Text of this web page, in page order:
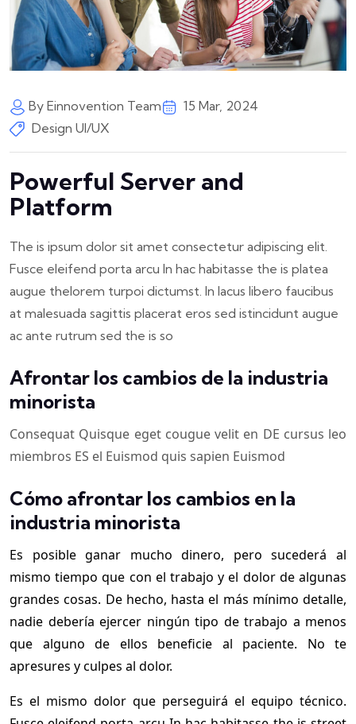
By Einnovention Team
15 Mar, 2024
Design UI/UX
Powerful Server and
Platform
The is ipsum dolor sit amet consectetur adipiscing elit.
Fusce eleifend porta arcu In hac habitasse the is platea
augue thelorem turpoi dictumst. In lacus libero faucibus
at malesuada sagittis placerat eros sed istincidunt augue
ac ante rutrum sed the is so
Afrontar los cambios de la industria
minorista
Consequat Quisque eget cougue velit en DE cursus leo
miembros ES el Euismod quis sapien Euismod
Cómo afrontar los cambios en la
industria minorista
Es posible ganar mucho dinero, pero sucederá al
mismo tiempo que con el trabajo y el dolor de algunas
grandes cosas. De hecho, hasta el más mínimo detalle,
nadie debería ejercer ningún tipo de trabajo a menos
que alguno de ellos beneficie al paciente. No te
apresures y culpes al dolor.
Es el mismo dolor que perseguirá el equipo técnico.